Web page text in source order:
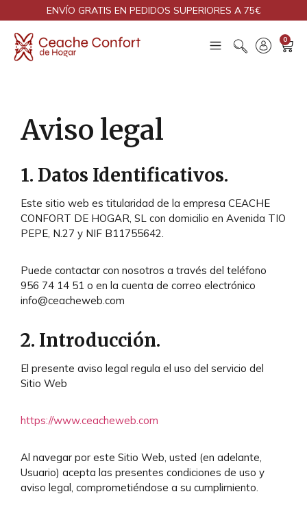
ENVÍO GRATIS EN PEDIDOS SUPERIORES A 75€
0
Aviso legal
1. Datos Identificativos.
Este sitio web es titularidad de la empresa CEACHE
CONFORT DE HOGAR, SL con domicilio en Avenida TIO
PEPE, N.27 y NIF B11755642.
Puede contactar con nosotros a través del teléfono
956 74 14 51 o en la cuenta de correo electrónico
info@ceacheweb.com
2. Introducción.
El presente aviso legal regula el uso del servicio del
Sitio Web
https://www.ceacheweb.com
Al navegar por este Sitio Web, usted (en adelante,
Usuario) acepta las presentes condiciones de uso y
aviso legal, comprometiéndose a su cumplimiento.